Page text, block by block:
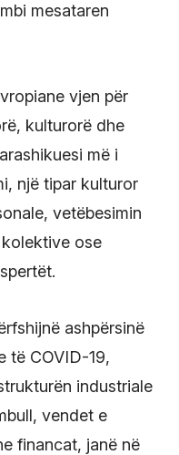
mesataren
vjen për
kulturorë dhe
më i
një tipar kulturor
vetëbesimin
ose
ashpërsinë
të COVID-19,
industriale
vendet e
financat, janë në